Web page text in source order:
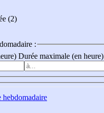
(2)
:
Durée maximale (en heure)